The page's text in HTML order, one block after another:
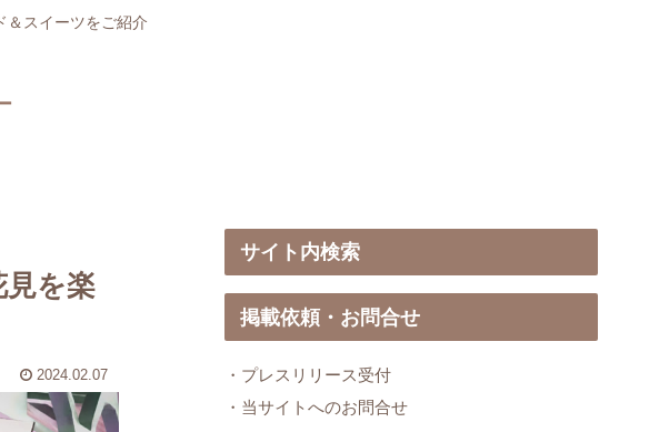
＆スイーツをご紹介
見を楽
2024.02.07
サイト内検索
掲載依頼・お問合せ
・プレスリリース受付
・当サイトへのお問合せ